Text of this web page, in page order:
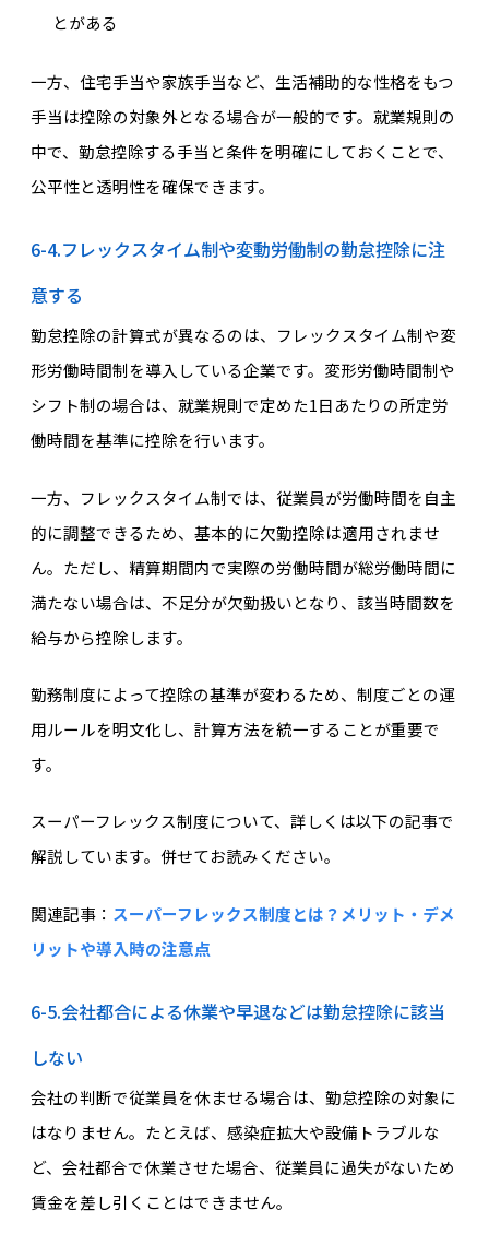
とがある
一方、住宅手当や家族手当など、生活補助的な性格をもつ
手当は控除の対象外となる場合が一般的です。就業規則の
中で、勤怠控除する手当と条件を明確にしておくことで、
公平性と透明性を確保できます。
6-4.フレックスタイム制や変動労働制の勤怠控除に注
意する
勤怠控除の計算式が異なるのは、フレックスタイム制や変
形労働時間制を導入している企業です。変形労働時間制や
シフト制の場合は、就業規則で定めた1日あたりの所定労
働時間を基準に控除を行います。
一方、フレックスタイム制では、従業員が労働時間を自主
的に調整できるため、基本的に欠勤控除は適用されませ
ん。ただし、精算期間内で実際の労働時間が総労働時間に
満たない場合は、不足分が欠勤扱いとなり、該当時間数を
給与から控除します。
勤務制度によって控除の基準が変わるため、制度ごとの運
用ルールを明文化し、計算方法を統一することが重要で
す。
スーパーフレックス制度について、詳しくは以下の記事で
解説しています。併せてお読みください。
関連記事： スーパーフレックス制度とは？メリット・デメ
リットや導入時の注意点
6-5.会社都合による休業や早退などは勤怠控除に該当
しない
会社の判断で従業員を休ませる場合は、勤怠控除の対象に
はなりません。たとえば、感染症拡大や設備トラブルな
ど、会社都合で休業させた場合、従業員に過失がないため
賃金を差し引くことはできません。